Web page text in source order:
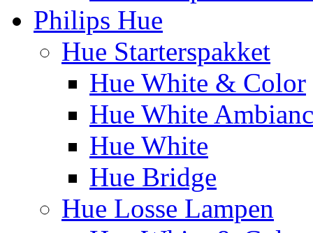
Philips Hue
Hue Starterspakket
Hue White & Color
Hue White
Hue White
Hue Bridge
Hue Losse Lampen